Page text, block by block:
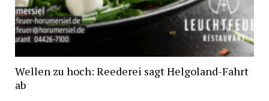
Wellen zu hoch: Reederei sagt Helgoland-Fahrt
ab